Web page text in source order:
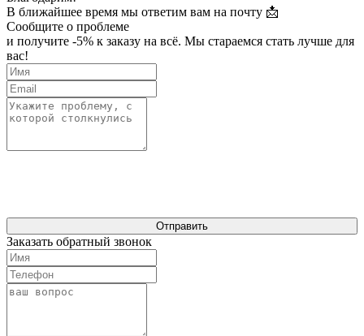
В ближайшее время мы ответим вам на почту 📩
Сообщите о проблеме
и получите -5% к заказу на всё. Мы стараемся стать лучше для
вас!
Отправить
Заказать обратный звонок